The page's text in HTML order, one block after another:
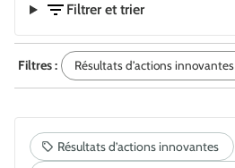
Filtrer et trier
Filtres : Résultats d’actions innovantes